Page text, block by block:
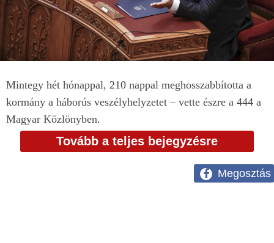
Mintegy hét hónappal, 210 nappal meghosszabbította a
kormány a háborús veszélyhelyzetet – vette észre a 444 a
Magyar Közlönyben.
Tovább a teljes bejegyzésre
Megosztás